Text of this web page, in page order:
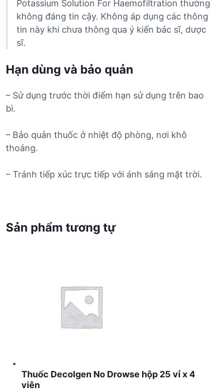
Potassium Solution For Haemofiltration thường
không đáng tin cậy. Không áp dụng các thông
tin này khi chưa thông qua ý kiến bác sĩ, dược
sĩ.
Hạn dùng và bảo quản
– Sử dụng trước thời điểm hạn sử dụng trên bao
bì.
– Bảo quản thuốc ở nhiệt độ phòng, nơi khô
thoáng.
– Tránh tiếp xúc trực tiếp với ánh sáng mặt trời.
Sản phẩm tương tự
Thuốc Decolgen No Drowse hộp 25 vỉ x 4
viên